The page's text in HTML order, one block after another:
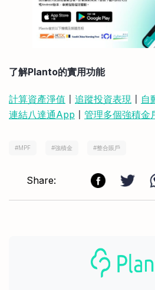
了解Planto的實用功能
計算資產淨值 〡 追蹤投資表現 〡 自
連結八達通App 〡 管理多個強積金
#MPF #強積金 #整合賬戶
Share: